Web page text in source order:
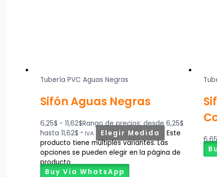
Tubería PVC Aguas Negras
Sifón Aguas Negras
6,25$ - 11,62$Rango de precios: desde 6,25$
hasta 11,62$ * IVA Elegir Medida
Este
producto tiene múltiples variantes. Las
opciones se pueden elegir en la página de
producto
Buy Via WhatsApp